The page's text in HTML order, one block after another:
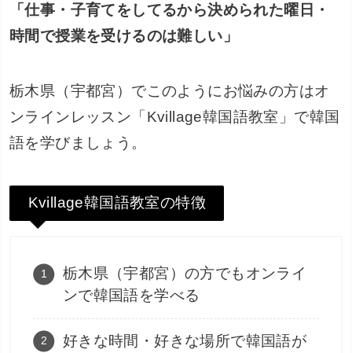
「仕事・子育てをしてるから決められた曜日・
時間で授業を受けるのは難しい」
栃木県（宇都宮）でこのようにお悩みの方はオ
ンラインレッスン「Kvillage韓国語教室」で韓国
語を学びましょう。
Kvillage韓国語教室の特徴
栃木県（宇都宮）の方でもオンライ
ンで韓国語を学べる
好きな時間・好きな場所で韓国語が